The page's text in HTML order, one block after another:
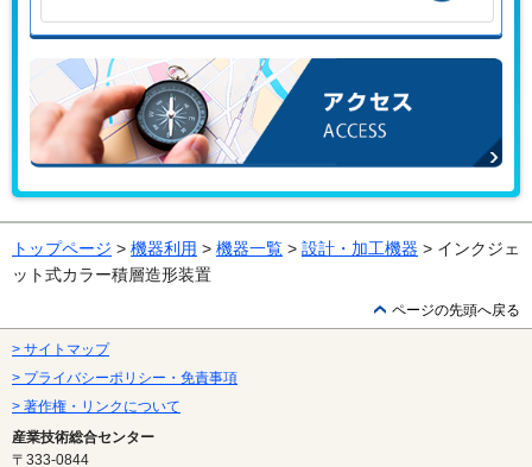
お問い合わせはこちらから
トップページ > 機器利用 > 機器一覧 > 設計・加工機器 > インクジェ
ット式カラー積層造形装置
ページの先頭へ戻る
> サイトマップ
> プライバシーポリシー・免責事項
> 著作権・リンクについて
産業技術総合センター
〒333-0844